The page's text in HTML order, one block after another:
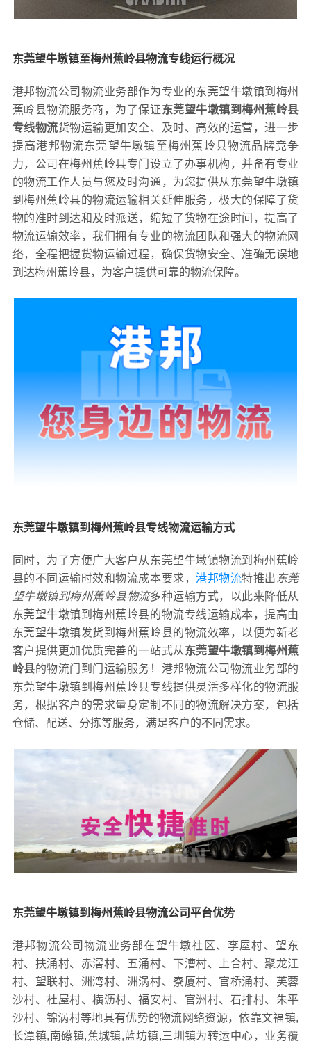
东莞望牛墩镇至梅州蕉岭县物流专线运行概况
港邦物流公司物流业务部作为专业的东莞望牛墩镇到梅州
蕉岭县物流服务商，为了保证东莞望牛墩镇到梅州蕉岭县
专线物流货物运输更加安全、及时、高效的运营，进一步
提高港邦物流东莞望牛墩镇至梅州蕉岭县物流品牌竞争
力，公司在梅州蕉岭县专门设立了办事机构，并备有专业
的物流工作人员与您及时沟通，为您提供从东莞望牛墩镇
到梅州蕉岭县的物流运输相关延伸服务，极大的保障了货
物的准时到达和及时派送，缩短了货物在途时间，提高了
物流运输效率，我们拥有专业的物流团队和强大的物流网
络，全程把握货物运输过程，确保货物安全、准确无误地
到达梅州蕉岭县，为客户提供可靠的物流保障。
东莞望牛墩镇到梅州蕉岭县专线物流运输方式
同时，为了方便广大客户从东莞望牛墩镇物流到梅州蕉岭
县的不同运输时效和物流成本要求，港邦物流特推出 东莞
望牛墩镇到梅州蕉岭县物流多种运输方式，以此来降低从
东莞望牛墩镇到梅州蕉岭县的物流专线运输成本，提高由
东莞望牛墩镇发货到梅州蕉岭县的物流效率，以便为新老
客户提供更加优质完善的一站式从 东莞望牛墩镇到梅州蕉
岭县的物流门到门运输服务！港邦物流公司物流业务部的
东莞望牛墩镇到梅州蕉岭县专线提供灵活多样化的物流服
务，根据客户的需求量身定制不同的物流解决方案，包括
仓储、配送、分拣等服务，满足客户的不同需求。
东莞望牛墩镇到梅州蕉岭县物流公司平台优势
港邦物流公司物流业务部在望牛墩社区、李屋村、望东
村、扶涌村、赤滘村、五涌村、下漕村、上合村、聚龙江
村、望联村、洲湾村、洲涡村、寮厦村、官桥涌村、芙蓉
沙村、杜屋村、横沥村、福安村、官洲村、石排村、朱平
沙村、锦涡村等地具有优势的物流网络资源，依靠文福镇,
长潭镇,南礤镇,蕉城镇,蓝坊镇,三圳镇为转运中心，业务覆